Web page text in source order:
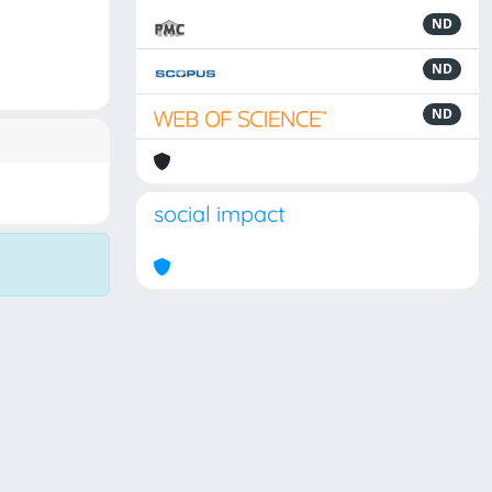
ND
ND
ND
social impact